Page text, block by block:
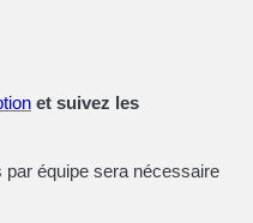
et suivez les
par équipe sera nécessaire